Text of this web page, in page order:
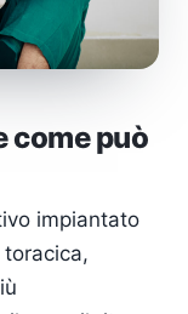
come può
impiantato